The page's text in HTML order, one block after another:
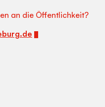
an die Öffentlichkeit?